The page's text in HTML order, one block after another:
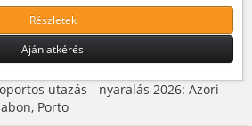
Részletek
Ajánlatkérés
utazás - nyaralás 2026: Azori-
Porto